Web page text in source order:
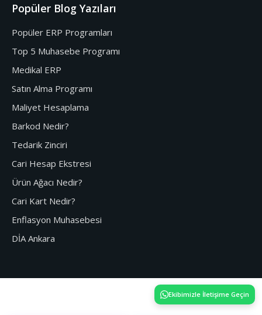
Popüler Blog Yazıları
Popüler ERP Programları
Top 5 Muhasebe Programı
Medikal ERP
Satın Alma Programı
Maliyet Hesaplama
Barkod Nedir?
Tedarik Zinciri
Cari Hesap Ekstresi
Ürün Ağacı Nedir?
Cari Kart Nedir?
Enflasyon Muhasebesi
DİA Ankara
Ekibimizle İletişime Geçin